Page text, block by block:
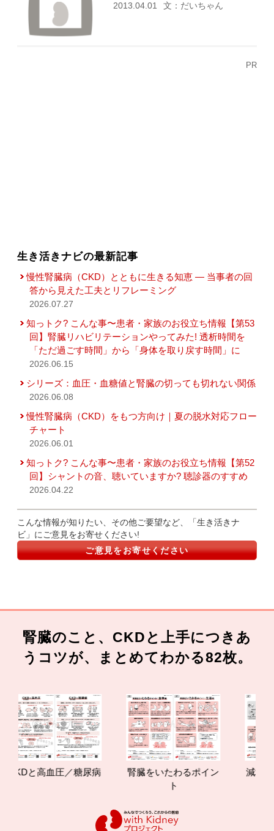
2013.04.01 文：だいちゃん
PR
生き活きナビの最新記事
慢性腎臓病（CKD）とともに生きる知恵 — 当事者の回
答から見えた工夫とリフレーミング
2026.07.27
知っトク? こんな事〜患者・家族のお役立ち情報【第53
回】腎臓リハビリテーションやってみた! 透析時間を
「ただ過ごす時間」から「身体を取り戻す時間」に
2026.06.15
シリーズ：血圧・血糖値と腎臓の切っても切れない関係
2026.06.08
慢性腎臓病（CKD）をもつ方向け｜夏の脱水対応フロー
チャート
2026.06.01
知っトク? こんな事〜患者・家族のお役立ち情報【第52
回】シャントの音、聴いていますか? 聴診器のすすめ
2026.04.22
こんな情報が知りたい、その他ご要望など、「生き活きナ
ビ」にご意見をお寄せください!
ご意見をお寄せください
腎臓のこと、CKDと上手につきあ
うコツが、まとめてわかる82枚。
と高血圧／糖尿病
腎臓をいたわるポイン
減塩や